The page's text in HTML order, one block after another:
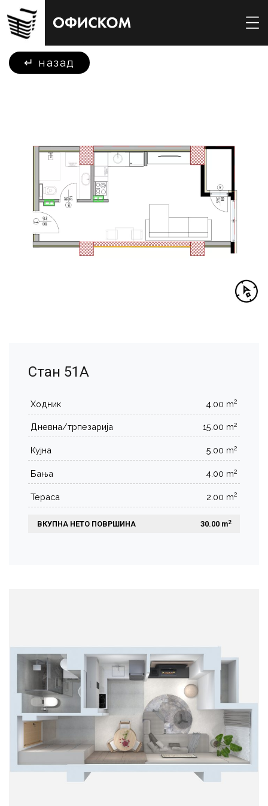
↵ назад
Стан 51А
Ходник 4.00 m2
Дневна/трпезарија 15.00 m2
Кујна 5.00 m2
Бања 4.00 m2
Тераса 2.00 m2
ВКУПНА НЕТО ПОВРШИНА 30.00 m2